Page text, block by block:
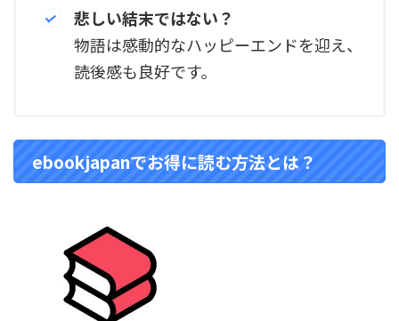
悲しい結末ではない？
物語は感動的なハッピーエンドを迎え、
読後感も良好です。
ebookjapanでお得に読む方法とは？